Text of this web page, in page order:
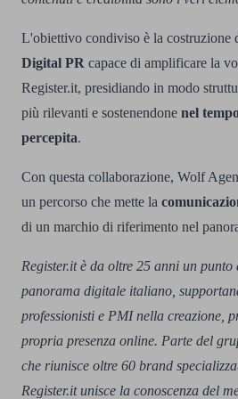
L'obiettivo condiviso è la costruzione
Digital PR capace di amplificare la
Register.it, presidiando in modo
più rilevanti e sostenendone nel
percepita.
Con questa collaborazione, Wolf
un percorso che mette la
di un marchio di riferimento nel
Register.it è da oltre 25 anni un
panorama digitale italiano,
professionisti e PMI nella creazione,
propria presenza online. Parte del
che riunisce oltre 60 brand
Register.it unisce la conoscenza del